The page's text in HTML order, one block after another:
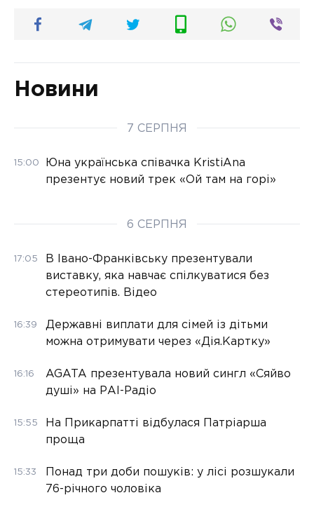
Новини
7 СЕРПНЯ
15:00
Юна українська співачка KristiAna
презентує новий трек «Ой там на горі»
6 СЕРПНЯ
17:05
В Івано-Франківську презентували
виставку, яка навчає спілкуватися без
стереотипів. Відео
16:39
Державні виплати для сімей із дітьми
можна отримувати через «Дія.Картку»
16:16
AGATA презентувала новий сингл «Сяйво
душі» на РАІ-Радіо
15:55
На Прикарпатті відбулася Патріарша
проща
15:33
Понад три доби пошуків: у лісі розшукали
76-річного чоловіка